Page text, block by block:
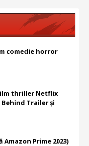
comedie horror
thriller Netflix
Behind Trailer și
Amazon Prime 2023)